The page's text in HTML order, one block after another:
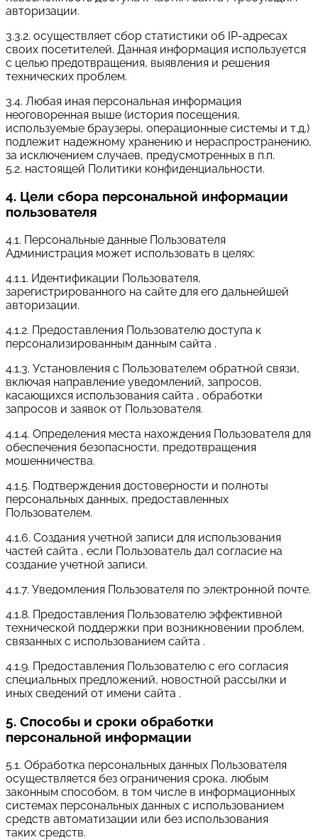
авторизации.
3.3.2. осуществляет сбор статистики об IP-адресах
своих посетителей. Данная информация используется
с целью предотвращения, выявления и решения
технических проблем.
3.4. Любая иная персональная информация
неоговоренная выше (история посещения,
используемые браузеры, операционные системы и т.д.)
подлежит надежному хранению и нераспространению,
за исключением случаев, предусмотренных в п.п.
5.2. настоящей Политики конфиденциальности.
4. Цели сбора персональной информации
пользователя
4.1. Персональные данные Пользователя
Администрация может использовать в целях:
4.1.1. Идентификации Пользователя,
зарегистрированного на сайте для его дальнейшей
авторизации.
4.1.2. Предоставления Пользователю доступа к
персонализированным данным сайта .
4.1.3. Установления с Пользователем обратной связи,
включая направление уведомлений, запросов,
касающихся использования сайта , обработки
запросов и заявок от Пользователя.
4.1.4. Определения места нахождения Пользователя для
обеспечения безопасности, предотвращения
мошенничества.
4.1.5. Подтверждения достоверности и полноты
персональных данных, предоставленных
Пользователем.
4.1.6. Создания учетной записи для использования
частей сайта , если Пользователь дал согласие на
создание учетной записи.
4.1.7. Уведомления Пользователя по электронной почте.
4.1.8. Предоставления Пользователю эффективной
технической поддержки при возникновении проблем,
связанных с использованием сайта .
4.1.9. Предоставления Пользователю с его согласия
специальных предложений, новостной рассылки и
иных сведений от имени сайта .
5. Способы и сроки обработки
персональной информации
5.1. Обработка персональных данных Пользователя
осуществляется без ограничения срока, любым
законным способом, в том числе в информационных
системах персональных данных с использованием
средств автоматизации или без использования
таких средств.